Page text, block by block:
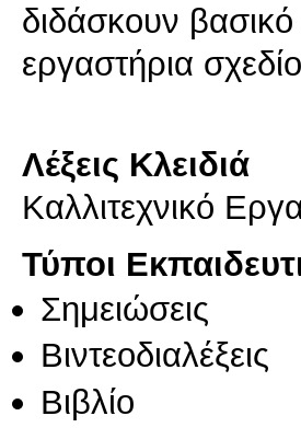
διδάσκουν
εργαστήρια
Λέξεις Κλειδιά
Καλλιτεχνικό
Τύποι
Σημειώσεις
Βιντεοδιαλέξεις
Βιβλίο